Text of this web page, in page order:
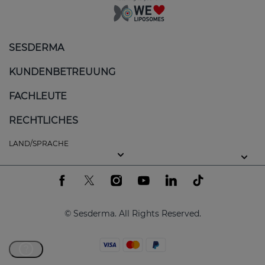
SESDERMA
KUNDENBETREUUNG
FACHLEUTE
RECHTLICHES
LAND/SPRACHE
© Sesderma. All Rights Reserved.